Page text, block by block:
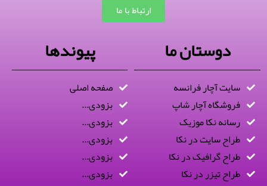
ارتباط با ما
دوستان ما
سایت آچار فرانسه
فروشگاه آچار شاپ
رسانه نکا موزیک
طراح سایت در نکا
طراح گرافیک در نکا
طراح تیزر در نکا
پیوندها
صفحه اصلی
بزودی...
بزودی...
بزودی...
بزودی...
بزودی...